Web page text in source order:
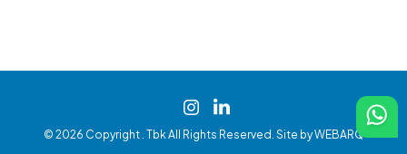
© 2026 Copyright . Tbk All Rights Reserved. Site byWEBARQ